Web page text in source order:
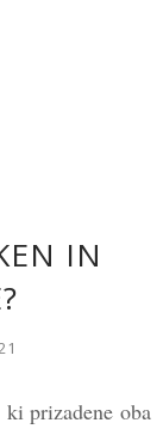
IN
prizadene oba